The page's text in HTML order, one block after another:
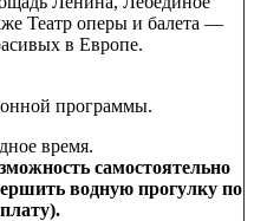
Театр оперы и балета —
в Европе.
программы.
время.
самостоятельно
водную прогулку по